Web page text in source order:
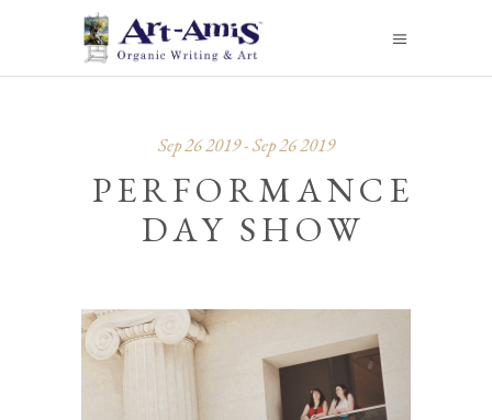
Sep 26 2019 - Sep 26 2019
PERFORMANCE
DAY SHOW